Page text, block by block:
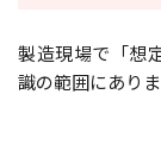
製造現場で「想
識の範囲にありま